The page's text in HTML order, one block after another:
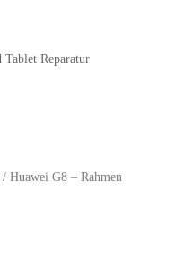
/ Huawei G8 – Rahmen